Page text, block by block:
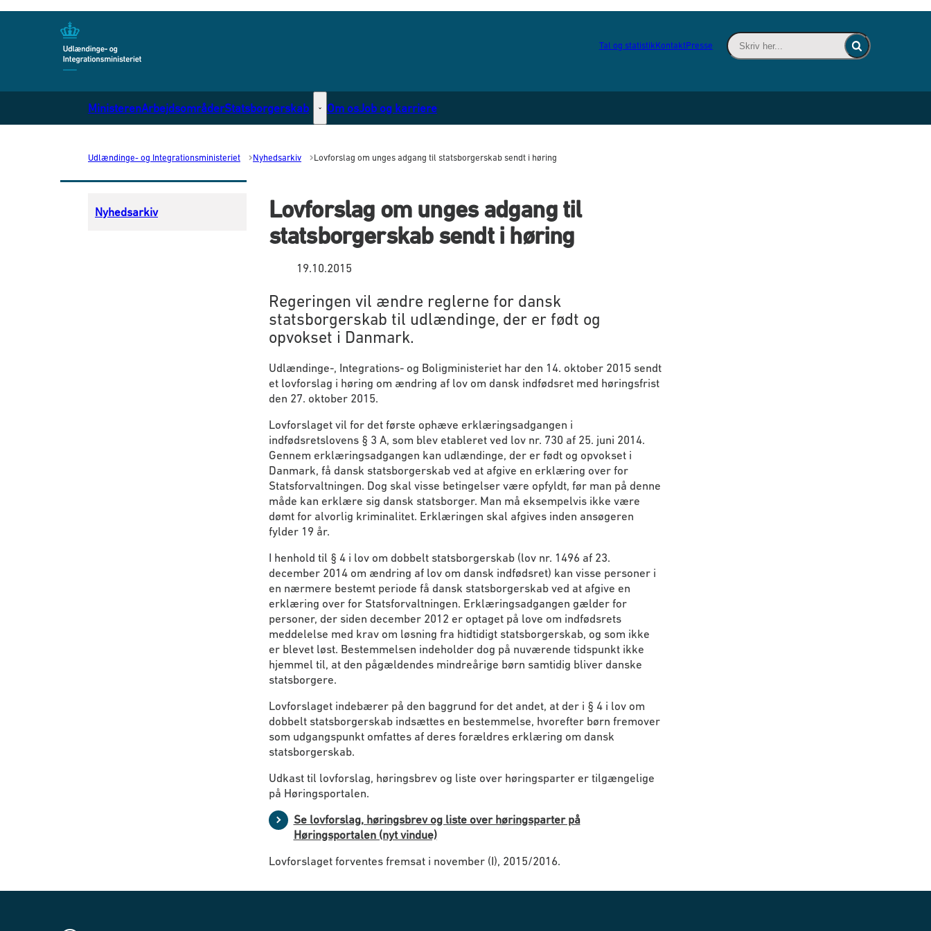
Tal og statistikKontaktPresse
Skriv her... - Indsæt søgeord for at søge
Fold søgefelt ind
MinisterenArbejdsområderStatsborgerskab Statsborgerskab - Flere links
Om osJob og karriere
Udlændinge- og Integrationsministeriet Nyhedsarkiv Lovforslag om unges adgang til statsborgerskab sendt i høring
Nyhedsarkiv
Lovforslag om unges adgang til
statsborgerskab sendt i høring
19.10.2015
Regeringen vil ændre reglerne for dansk
statsborgerskab til udlændinge, der er født og
opvokset i Danmark.
Udlændinge-, Integrations- og Boligministeriet har den 14. oktober 2015 sendt
et lovforslag i høring om ændring af lov om dansk indfødsret med høringsfrist
den 27. oktober 2015.
Lovforslaget vil for det første ophæve erklæringsadgangen i
indfødsretslovens § 3 A, som blev etableret ved lov nr. 730 af 25. juni 2014.
Gennem erklæringsadgangen kan udlændinge, der er født og opvokset i
Danmark, få dansk statsborgerskab ved at afgive en erklæring over for
Statsforvaltningen. Dog skal visse betingelser være opfyldt, før man på denne
måde kan erklære sig dansk statsborger. Man må eksempelvis ikke være
dømt for alvorlig kriminalitet. Erklæringen skal afgives inden ansøgeren
fylder 19 år.
I henhold til § 4 i lov om dobbelt statsborgerskab (lov nr. 1496 af 23.
december 2014 om ændring af lov om dansk indfødsret) kan visse personer i
en nærmere bestemt periode få dansk statsborgerskab ved at afgive en
erklæring over for Statsforvaltningen. Erklæringsadgangen gælder for
personer, der siden december 2012 er optaget på love om indfødsrets
meddelelse med krav om løsning fra hidtidigt statsborgerskab, og som ikke
er blevet løst. Bestemmelsen indeholder dog på nuværende tidspunkt ikke
hjemmel til, at den pågældendes mindreårige børn samtidig bliver danske
statsborgere.
Lovforslaget indebærer på den baggrund for det andet, at der i § 4 i lov om
dobbelt statsborgerskab indsættes en bestemmelse, hvorefter børn fremover
som udgangspunkt omfattes af deres forældres erklæring om dansk
statsborgerskab.
Udkast til lovforslag, høringsbrev og liste over høringsparter er tilgængelige
på Høringsportalen.
Se lovforslag, høringsbrev og liste over høringsparter på
Høringsportalen (nyt vindue)
Lovforslaget forventes fremsat i november (I), 2015/2016.